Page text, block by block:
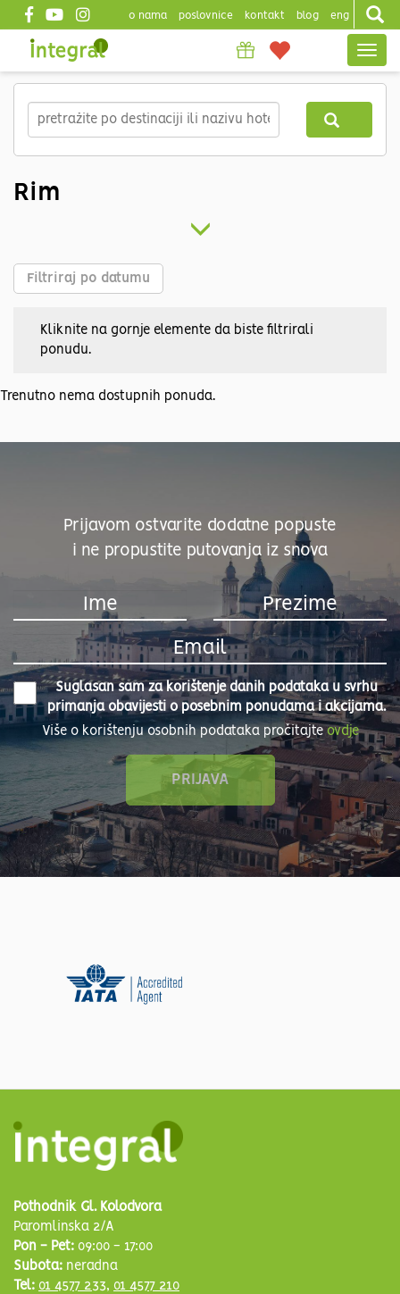
main
content
Top
o nama poslovnice kontakt blog eng
Rim
Filtriraj po datumu
Kliknite na gornje elemente da biste filtrirali
ponudu.
Trenutno nema dostupnih ponuda.
Prijavom ostvarite dodatne popuste
i ne propustite putovanja iz snova
Suglasan sam za korištenje danih podataka u svrhu
primanja obavijesti o posebnim ponudama i akcijama.
Više o korištenju osobnih podataka pročitajteovdje
Pothodnik Gl. Kolodvora
Paromlinska 2/A
Pon - Pet: 09:00 - 17:00
Subota: neradna
Tel: 01 4577 233, 01 4577 210